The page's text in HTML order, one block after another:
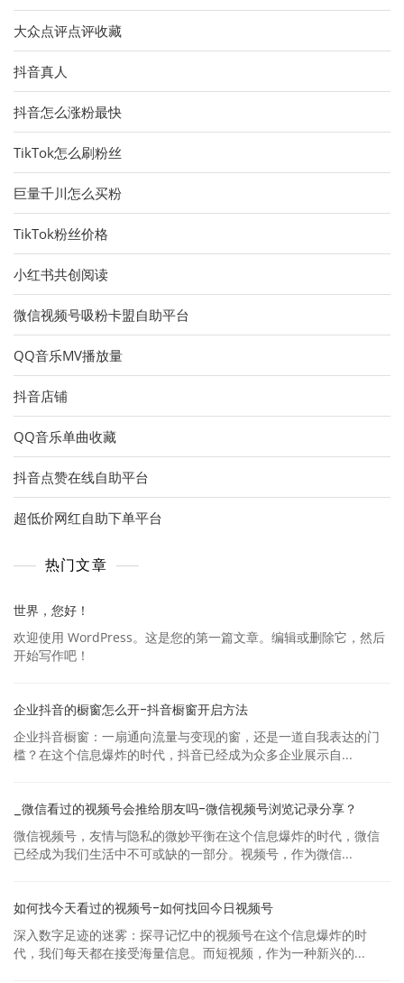
大众点评点评收藏
抖音真人
抖音怎么涨粉最快
TikTok怎么刷粉丝
巨量千川怎么买粉
TikTok粉丝价格
小红书共创阅读
微信视频号吸粉卡盟自助平台
QQ音乐MV播放量
抖音店铺
QQ音乐单曲收藏
抖音点赞在线自助平台
超低价网红自助下单平台
热门文章
世界，您好！
欢迎使用 WordPress。这是您的第一篇文章。编辑或删除它，然后
开始写作吧！
企业抖音的橱窗怎么开-抖音橱窗开启方法
企业抖音橱窗：一扇通向流量与变现的窗，还是一道自我表达的门
槛？在这个信息爆炸的时代，抖音已经成为众多企业展示自...
_微信看过的视频号会推给朋友吗-微信视频号浏览记录分享？
微信视频号，友情与隐私的微妙平衡在这个信息爆炸的时代，微信
已经成为我们生活中不可或缺的一部分。视频号，作为微信...
如何找今天看过的视频号-如何找回今日视频号
深入数字足迹的迷雾：探寻记忆中的视频号在这个信息爆炸的时
代，我们每天都在接受海量信息。而短视频，作为一种新兴的...